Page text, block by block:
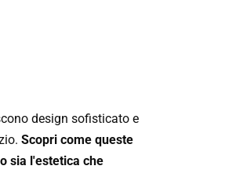
design sofisticato e
Scopri come queste
sia l'estetica che